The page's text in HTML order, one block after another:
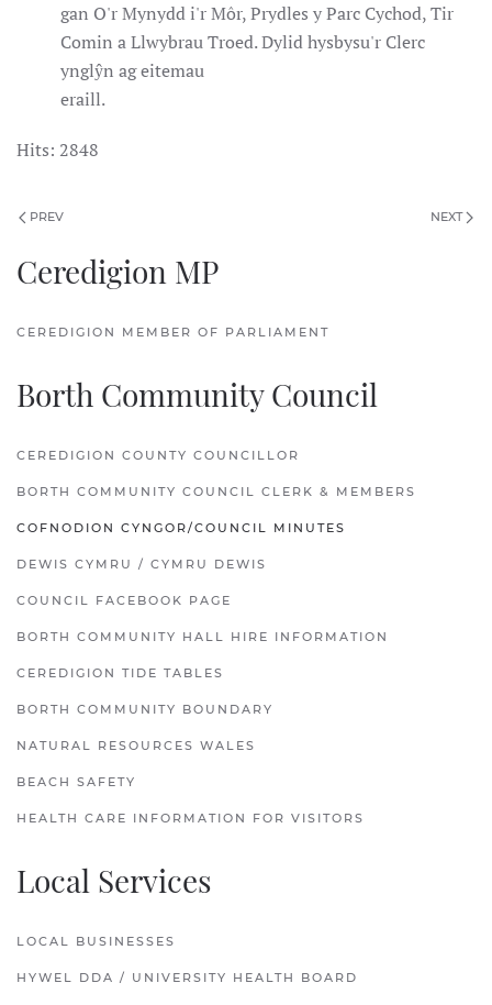
gan O'r Mynydd i'r Môr, Prydles y Parc Cychod, Tir
Comin a Llwybrau Troed. Dylid hysbysu'r Clerc
ynglŷn ag eitemau
eraill.
Hits: 2848
PREV NEXT
Ceredigion MP
CEREDIGION MEMBER OF PARLIAMENT
Borth Community Council
CEREDIGION COUNTY COUNCILLOR
BORTH COMMUNITY COUNCIL CLERK & MEMBERS
COFNODION CYNGOR/COUNCIL MINUTES
DEWIS CYMRU / CYMRU DEWIS
COUNCIL FACEBOOK PAGE
BORTH COMMUNITY HALL HIRE INFORMATION
CEREDIGION TIDE TABLES
BORTH COMMUNITY BOUNDARY
NATURAL RESOURCES WALES
BEACH SAFETY
HEALTH CARE INFORMATION FOR VISITORS
Local Services
LOCAL BUSINESSES
HYWEL DDA / UNIVERSITY HEALTH BOARD